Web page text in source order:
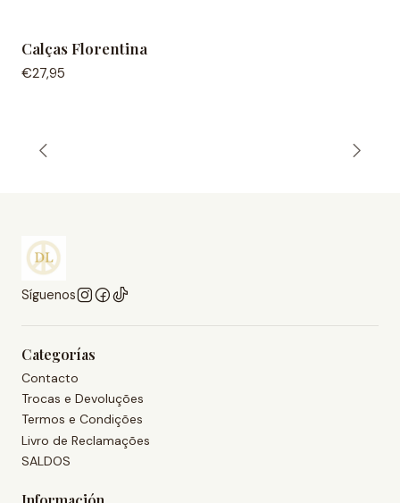
Calças Florentina
€27,95
Síguenos
Categorías
Contacto
Trocas e Devoluções
Termos e Condições
Livro de Reclamações
SALDOS